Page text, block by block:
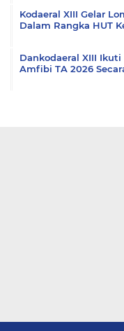
Kodaeral XIII Gelar
Dalam Rangka HUT
Dankodaeral XIII
Amfibi TA 2026